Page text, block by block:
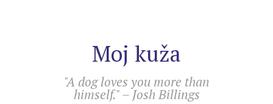
Moj kuža
"A dog loves you more than
himself." – Josh Billings